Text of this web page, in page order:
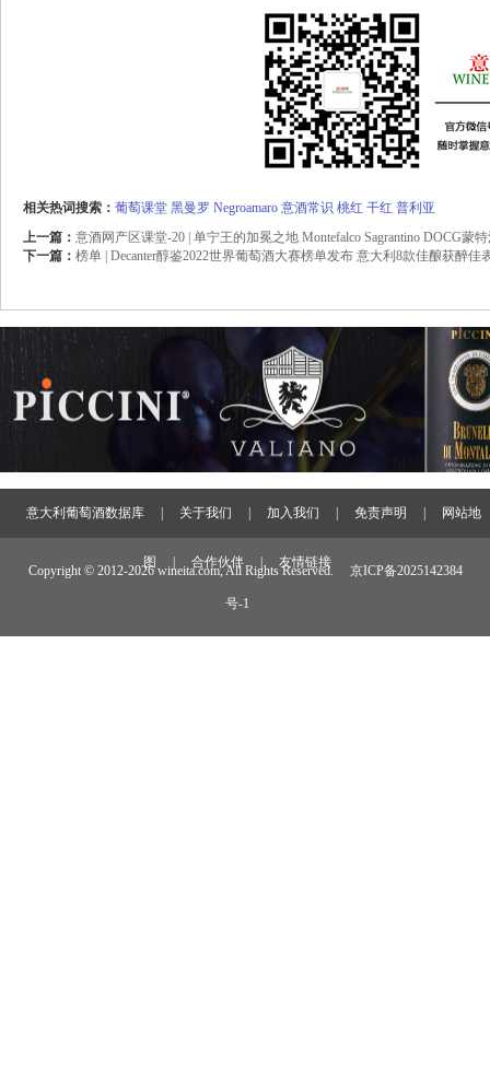
相关热词搜索： 葡萄课堂 黑曼罗 Negroamaro 意酒常识 桃红 干红 普利亚
上一篇： 意酒网产区课堂-20 | 单宁王的加冕之地 Montefalco Sagrantino DOCG蒙
下一篇： 榜单 | Decanter醇鉴2022世界葡萄酒大赛榜单发布 意大利8款佳酿获醉佳
意大利葡萄酒数据库 关于我们 加入我们 免责声明 网站地
图 合作伙伴 友情链接
Copyright © 2012-2026 wineita.com, All Rights Reserved. 京ICP备2025142384
号-1